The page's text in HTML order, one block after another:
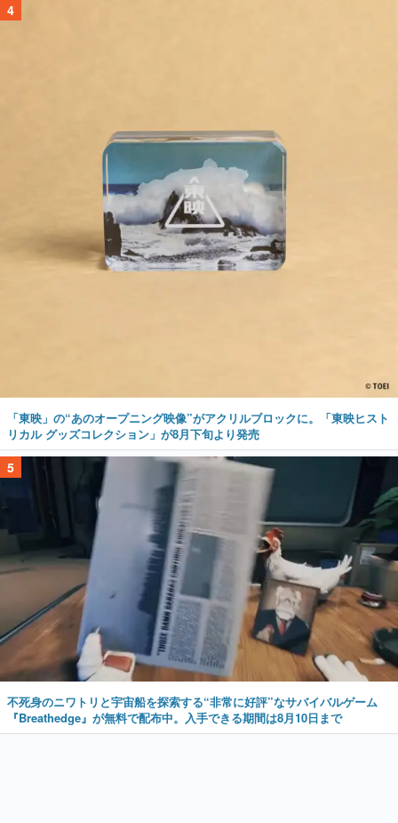
4
「東映」の“あのオープニング映像”がアクリルブロックに。「東映ヒスト
リカル グッズコレクション」が8月下旬より発売
5
不死身のニワトリと宇宙船を探索する“非常に好評”なサバイバルゲーム
『Breathedge』が無料で配布中。入手できる期間は8月10日まで